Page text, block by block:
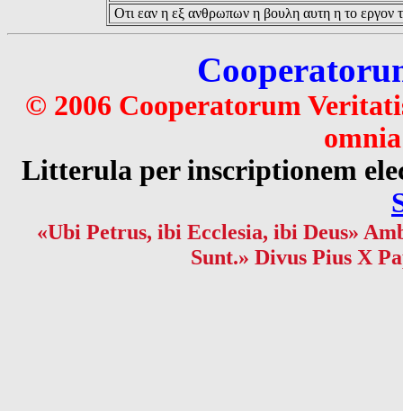
Οτι εαν η εξ ανθρωπων η βουλη αυτη η το εργον
© 2006 Cooperatorum
Litterula per inscriptionem
«Ubi Petrus, ibi Ecclesia, ibi Deus»
Sunt.» Divus Pius X